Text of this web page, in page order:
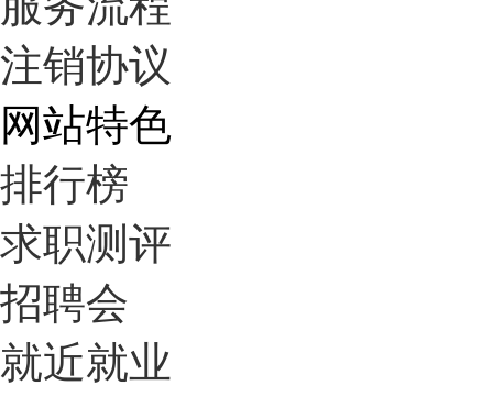
注销协议
网站特色
排行榜
求职测评
招聘会
就近就业